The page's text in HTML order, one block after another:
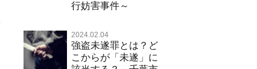
行妨害事件～
2024.02.04
強盗未遂罪とは？ど
こからが「未遂」に